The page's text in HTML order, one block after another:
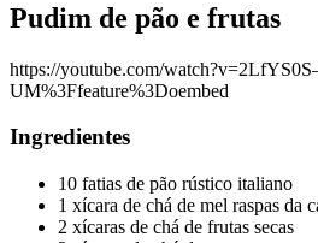
Pudim de pão e frutas
https://youtube.com/
UM%3Ffeature%3Doembed
Ingredientes
10 fatias de pão rústico italiano
1 xícara de chá de mel raspas da
2 xícaras de chá de frutas secas